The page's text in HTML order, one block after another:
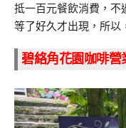
抵一百元餐飲消費，不
等了好久才出現，所以
碧絡角花園咖啡營